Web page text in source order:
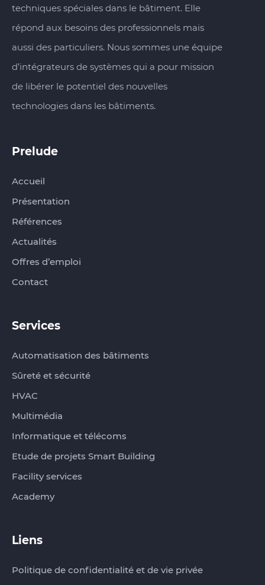
techniques spéciales dans le bâtiment. Elle
répond aux besoins des professionnels mais
aussi des particuliers. Nous sommes une équipe
d’intégrateurs de systèmes qui a pour mission
de libérer le potentiel des nouvelles
technologies dans les bâtiments.
Prelude
Accueil
Présentation
Références
Actualités
Offres d’emploi
Contact
Services
Automatisation des bâtiments
Sûreté et sécurité
HVAC
Multimédia
Informatique et télécoms
Etude de projets Smart Building
Facility services
Academy
Liens
Politique de confidentialité et de vie privée